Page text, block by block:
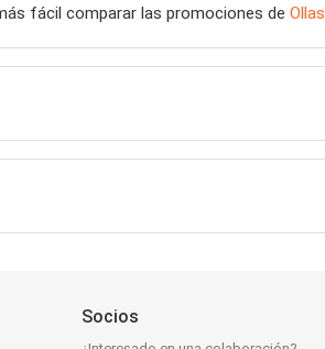
fácil comparar las promociones de Ollas
Socios